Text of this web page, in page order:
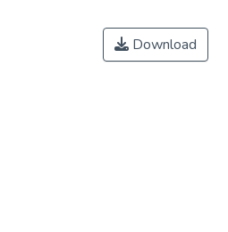
Download